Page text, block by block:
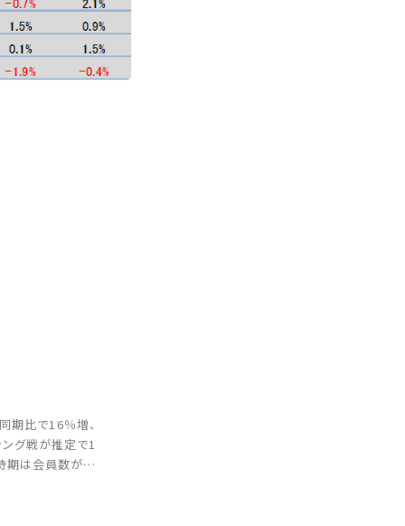
期比で16％増、
グ戦が推定で1
期は会員数が伸